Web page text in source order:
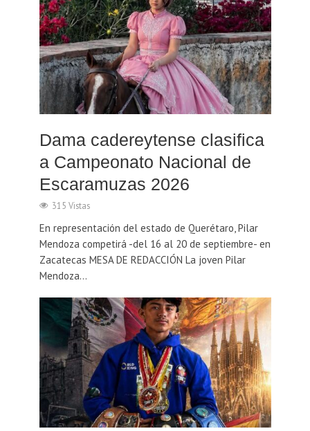
Dama cadereytense clasifica
a Campeonato Nacional de
Escaramuzas 2026
315 Vistas
En representación del estado de Querétaro, Pilar
Mendoza competirá -del 16 al 20 de septiembre- en
Zacatecas MESA DE REDACCIÓN La joven Pilar
Mendoza...